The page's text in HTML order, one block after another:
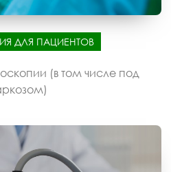
ДЛЯ ПАЦИЕНТОВ
(в том числе под